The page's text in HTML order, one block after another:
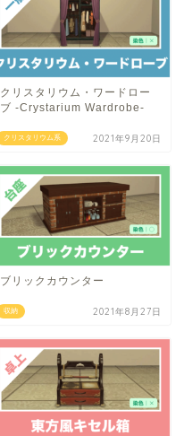
クリスタリウム系
クリスタリウム・ワードロー
ブ -Crystarium Wardrobe-
2021年9月20日
収納
ブリックカウンター
2021年8月27日